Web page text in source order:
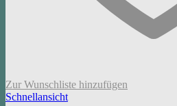
Zur Wunschliste hinzufügen
Schnellansicht